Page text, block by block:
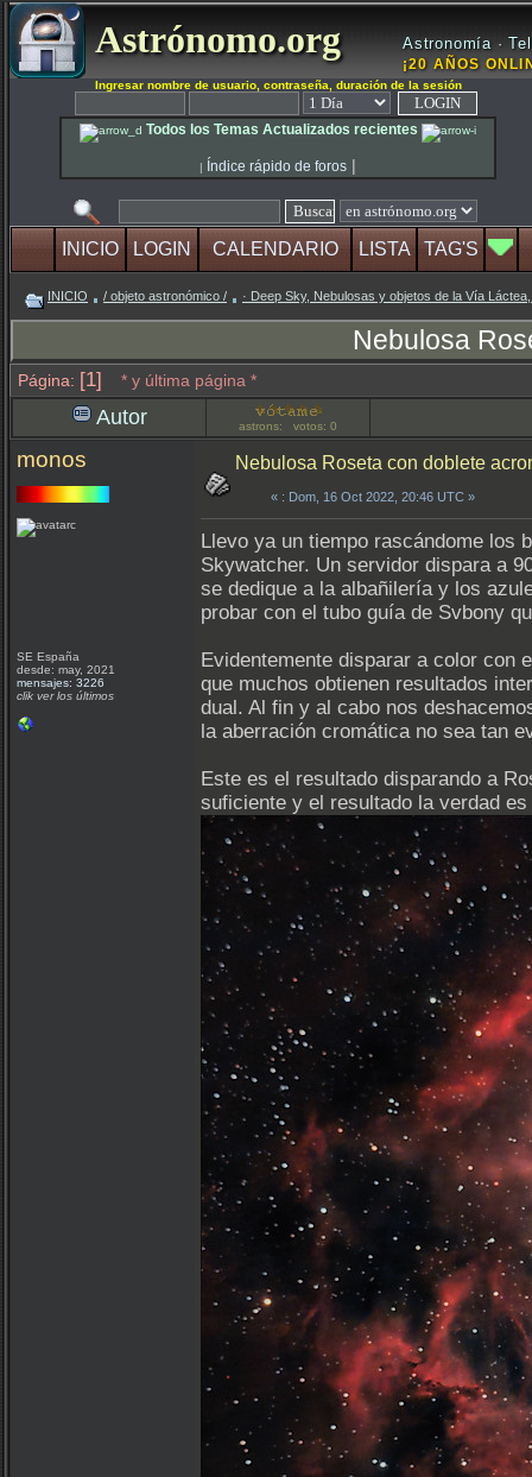
Astrónomo.org Astronomía ·
¡20 AÑOS
Ingresar nombre de usuario, contraseña, duración de la sesión
Todos los Temas Actualizados recientes
| Índice rápido de foros |
INICIO LOGIN CALENDARIO LISTA TAG'S
INICIO / objeto astronómico / · Deep Sky, Nebulosas y objetos de la Vía
Nebulosa
Página: [1] * y última página *
Autor astrons: votos: 0
monos
SE España
desde: may, 2021
mensajes: 3226
clik ver los últimos
Nebulosa Roseta con doblete
« : Dom, 16 Oct 2022, 20:46 UTC »
Llevo ya un tiempo rascándome los
Skywatcher. Un servidor dispara a
se dedique a la albañilería y los
probar con el tubo guía de Svbony
Evidentemente disparar a color con
que muchos obtienen resultados
dual. Al fin y al cabo nos
la aberración cromática no sea tan
Este es el resultado disparando a
suficiente y el resultado la verdad